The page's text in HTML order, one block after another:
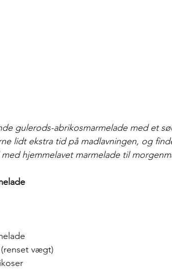
gulerods-abrikosmarmelade med et
lidt ekstra tid på madlavningen, og
hjemmelavet marmelade til
vægt)